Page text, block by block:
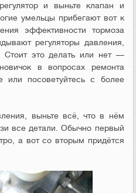
и выньте клапан и
умельцы прибегают вот к
эффективности тормоза
регуляторы давления,
это делать или нет —
в вопросах ремонта
или посоветуйтесь с более
выньте всё, что в нём
все детали. Обычно первый
а вот со вторым придётся